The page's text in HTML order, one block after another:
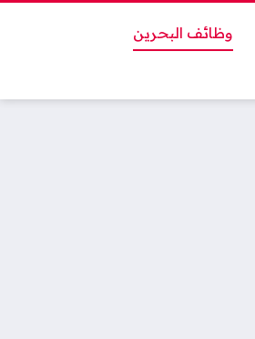
وظائف البحرين